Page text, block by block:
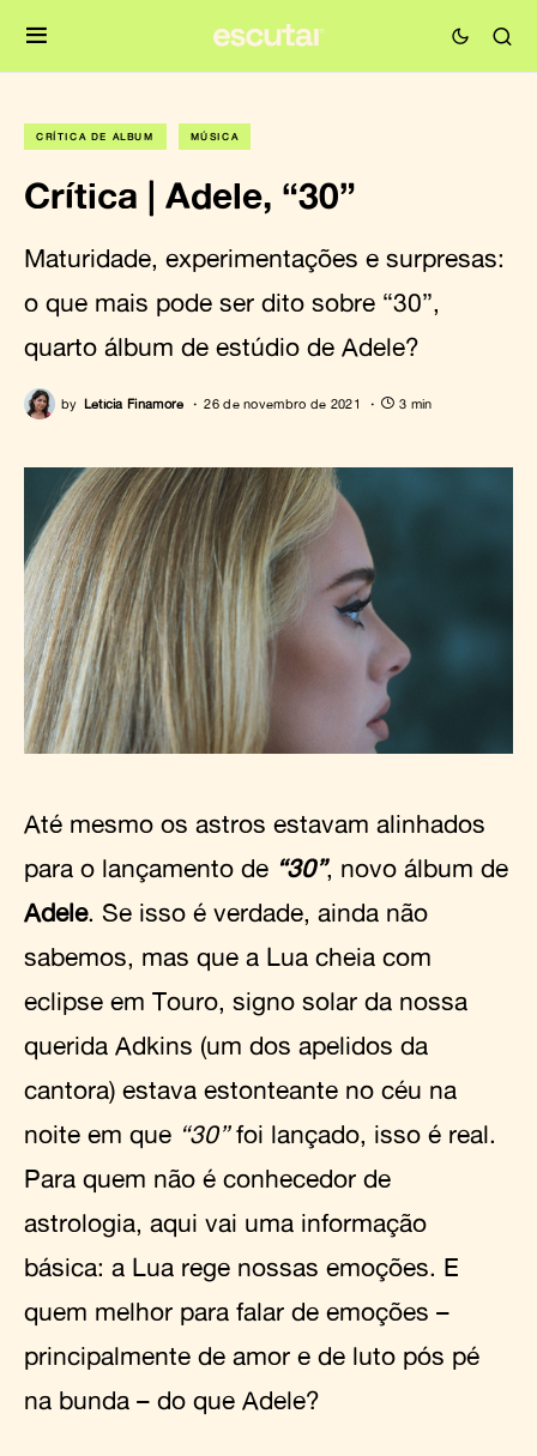
CRÍTICA DE ÁLBUM MÚSICA
Crítica | Adele, “30”
Maturidade, experimentações e surpresas:
o que mais pode ser dito sobre “30”,
quarto álbum de estúdio de Adele?
by Letícia Finamore 26 de novembro de 2021 3 min
Até mesmo os astros estavam alinhados
para o lançamento de “30”, novo álbum de
Adele. Se isso é verdade, ainda não
sabemos, mas que a Lua cheia com
eclipse em Touro, signo solar da nossa
querida Adkins (um dos apelidos da
cantora) estava estonteante no céu na
noite em que “30”foi lançado, isso é real.
Para quem não é conhecedor de
astrologia, aqui vai uma informação
básica: a Lua rege nossas emoções. E
quem melhor para falar de emoções –
principalmente de amor e de luto pós pé
na bunda – do que Adele?